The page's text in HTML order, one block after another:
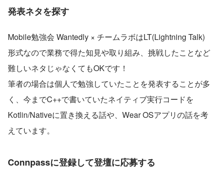
発表ネタを探す
Mobile勉強会 Wantedly × チームラボはLT(Lightning Talk)
形式なので業務で得た知見や取り組み、挑戦したことなど
難しいネタじゃなくてもOKです！
筆者の場合は個人で勉強していたことを発表することが多
く、今までC++で書いていたネイティブ実行コードを
Kotlin/Nativeに置き換える話や、Wear OSアプリの話を考
えています。
Connpassに登録して登壇に応募する